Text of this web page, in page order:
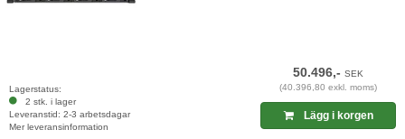
Lagerstatus:
2 stk. i lager
Leveranstid: 2-3 arbetsdagar
Mer leveransinformation
50.496,-SEK
(40.396,80 exkl. moms)
Lägg i korgen